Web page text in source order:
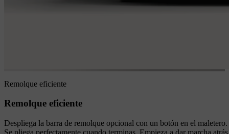
Remolque eficiente
Remolque eficiente
Despliega la barra de remolque opcional con un botón en el maletero.
Se pliega perfectamente cuando terminas. Empieza a dar marcha atrás